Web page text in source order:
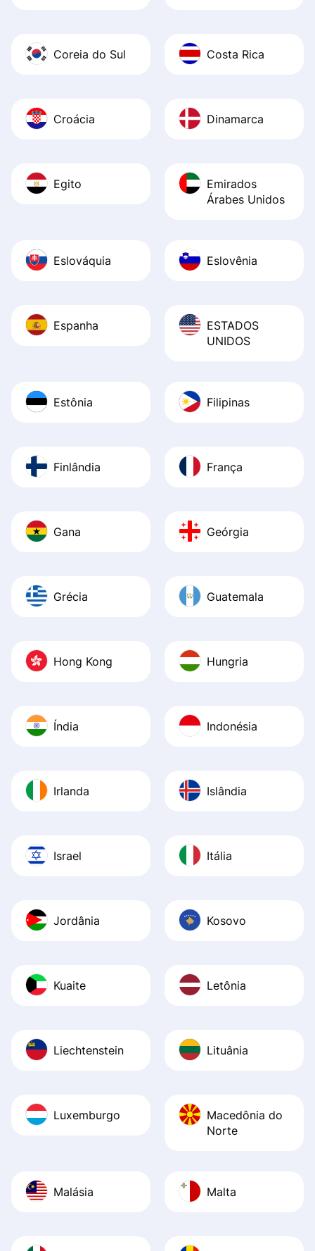
Coreia do Sul Costa Rica
Croácia Dinamarca
Egito
Emirados
Árabes Unidos
Eslováquia Eslovênia
Espanha
ESTADOS
UNIDOS
Estônia Filipinas
Finlândia França
Gana Geórgia
Grécia Guatemala
Hong Kong Hungria
Índia Indonésia
Irlanda Islândia
Israel Itália
Jordânia Kosovo
Kuaite Letônia
Liechtenstein Lituânia
Luxemburgo
Macedônia do
Norte
Malásia Malta